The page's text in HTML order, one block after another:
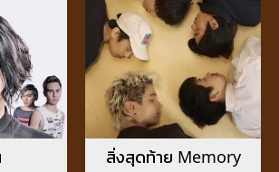
สิ่งสุดท้าย Memory